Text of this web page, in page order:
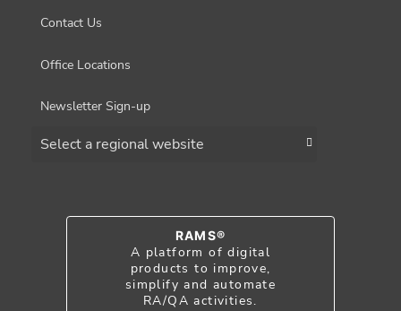
Contact Us
Office Locations
Newsletter Sign-up
RAMS®
A platform of digital
products to improve,
simplify and automate
RA/QA activities.